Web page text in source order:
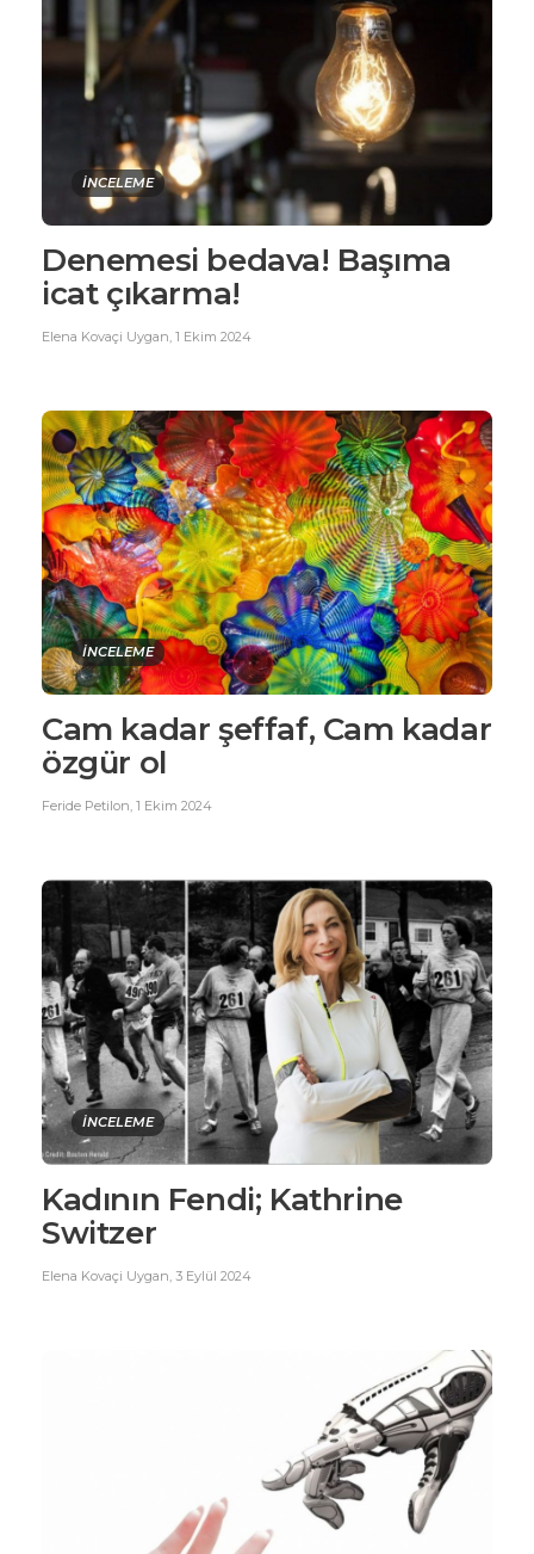
İNCELEME
Denemesi bedava! Başıma
icat çıkarma!
Elena Kovaçi Uygan, 1 Ekim 2024
İNCELEME
Cam kadar şeffaf, Cam kadar
özgür ol
Feride Petilon, 1 Ekim 2024
İNCELEME
Kadının Fendi; Kathrine
Switzer
Elena Kovaçi Uygan 3 Eylül 2024